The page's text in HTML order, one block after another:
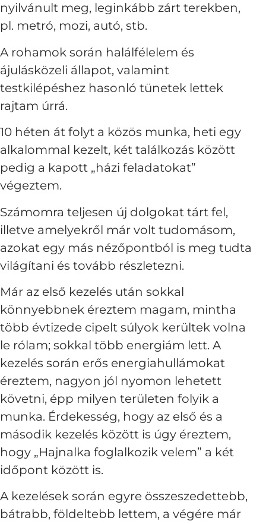
nyilvánult meg, leginkább zárt terekben,
pl. metró, mozi, autó, stb.
A rohamok során halálfélelem és
ájulásközeli állapot, valamint
testkilépéshez hasonló tünetek lettek
rajtam úrrá.
10 héten át folyt a közös munka, heti egy
alkalommal kezelt, két találkozás között
pedig a kapott „házi feladatokat”
végeztem.
Számomra teljesen új dolgokat tárt fel,
illetve amelyekről már volt tudomásom,
azokat egy más nézőpontból is meg tudta
világítani és tovább részletezni.
Már az első kezelés után sokkal
könnyebbnek éreztem magam, mintha
több évtizede cipelt súlyok kerültek volna
le rólam; sokkal több energiám lett. A
kezelés során erős energiahullámokat
éreztem, nagyon jól nyomon lehetett
követni, épp milyen területen folyik a
munka. Érdekesség, hogy az első és a
második kezelés között is úgy éreztem,
hogy „Hajnalka foglalkozik velem” a két
időpont között is.
A kezelések során egyre összeszedettebb,
bátrabb, földeltebb lettem, a végére már